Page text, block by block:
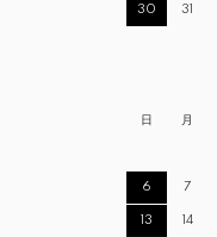
30 31
日 月
6 7
13 14